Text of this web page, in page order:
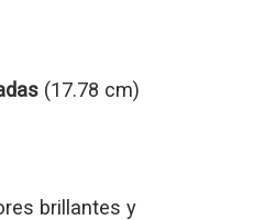
(17.78 cm)
brillantes y